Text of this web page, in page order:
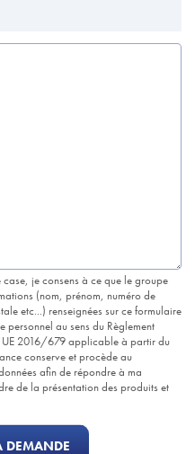
case, je consens à ce que le groupe
(nom, prénom, numéro de
etc...) renseignées sur ce formulaire
personnel au sens du Règlement
UE 2016/679 applicable à partir du
conserve et procède au
afin de répondre à ma
de la présentation des produits et